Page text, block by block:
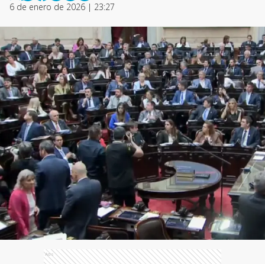
6 de enero de 2026 | 23:27
Ads